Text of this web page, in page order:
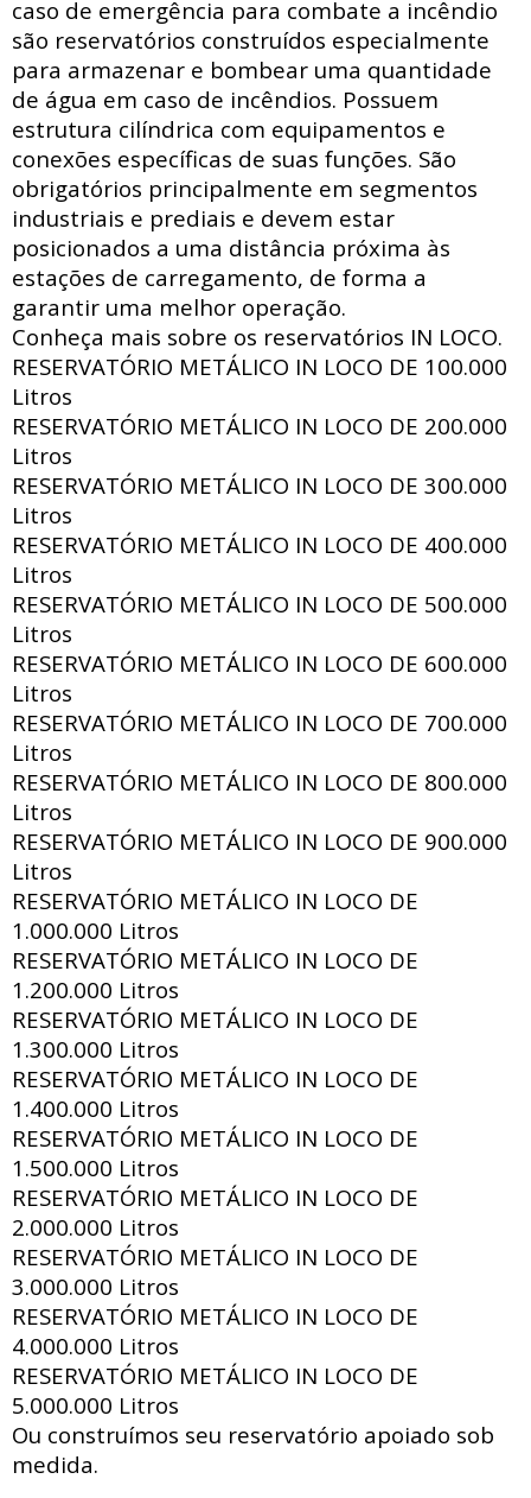
caso de emergência para combate a incêndio
são reservatórios construídos especialmente
para armazenar e bombear uma quantidade
de água em caso de incêndios. Possuem
estrutura cilíndrica com equipamentos e
conexões específicas de suas funções. São
obrigatórios principalmente em segmentos
industriais e prediais e devem estar
posicionados a uma distância próxima às
estações de carregamento, de forma a
garantir uma melhor operação.
Conheça mais sobre os reservatórios IN LOCO.
RESERVATÓRIO METÁLICO IN LOCO DE 100.000
Litros
RESERVATÓRIO METÁLICO IN LOCO DE 200.000
Litros
RESERVATÓRIO METÁLICO IN LOCO DE 300.000
Litros
RESERVATÓRIO METÁLICO IN LOCO DE 400.000
Litros
RESERVATÓRIO METÁLICO IN LOCO DE 500.000
Litros
RESERVATÓRIO METÁLICO IN LOCO DE 600.000
Litros
RESERVATÓRIO METÁLICO IN LOCO DE 700.000
Litros
RESERVATÓRIO METÁLICO IN LOCO DE 800.000
Litros
RESERVATÓRIO METÁLICO IN LOCO DE 900.000
Litros
RESERVATÓRIO METÁLICO IN LOCO DE
1.000.000 Litros
RESERVATÓRIO METÁLICO IN LOCO DE
1.200.000 Litros
RESERVATÓRIO METÁLICO IN LOCO DE
1.300.000 Litros
RESERVATÓRIO METÁLICO IN LOCO DE
1.400.000 Litros
RESERVATÓRIO METÁLICO IN LOCO DE
1.500.000 Litros
RESERVATÓRIO METÁLICO IN LOCO DE
2.000.000 Litros
RESERVATÓRIO METÁLICO IN LOCO DE
3.000.000 Litros
RESERVATÓRIO METÁLICO IN LOCO DE
4.000.000 Litros
RESERVATÓRIO METÁLICO IN LOCO DE
5.000.000 Litros
Ou construímos seu reservatório apoiado sob
medida.